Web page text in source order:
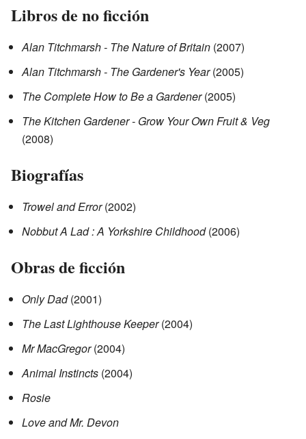
Libros de no ficción
Alan Titchmarsh - The Nature of Britain (2007)
Alan Titchmarsh - The Gardener's Year(2005)
The Complete How to Be a Gardener(2005)
The Kitchen Gardener - Grow Your Own Fruit & Veg
(2008)
Biografías
Trowel and Error(2002)
Nobbut A Lad : A Yorkshire Childhood(2006)
Obras de ficción
Only Dad(2001)
The Last Lighthouse Keeper(2004)
Mr MacGregor(2004)
Animal Instincts (2004)
Rosie
Love and Mr. Devon